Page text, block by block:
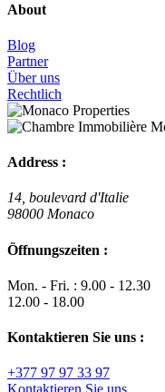
About
Blog
Partner
Über uns
Rechtlich
Address :
14, boulevard d'Italie
98000 Monaco
Öffnungszeiten :
Mon. - Fri. : 9.00 - 12.30
12.00 - 18.00
Kontaktieren Sie uns :
+377 97 97 33 97